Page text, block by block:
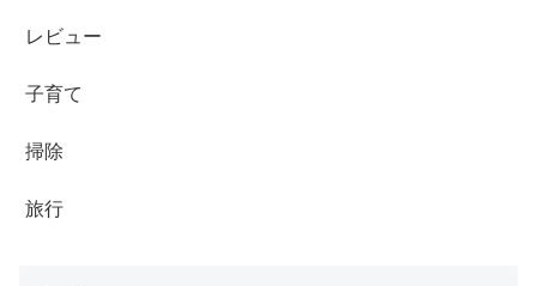
レビュー
子育て
掃除
旅行